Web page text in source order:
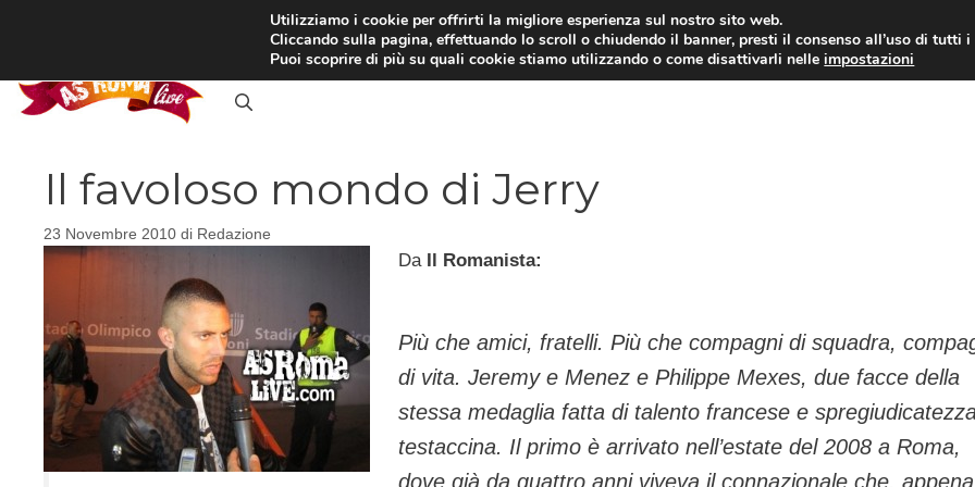
RASSEGNA STAMPA INTERVISTE CALCIOMERCATO CAMPIONATO
Il favoloso mondo di Jerry
23 Novembre 2010 di Redazione
Da Il Romanista:
Più che amici, fratelli. Più che compagni di squadra,
di vita. Jeremy e Menez e Philippe Mexes, due facce della
stessa medaglia fatta di talento francese e
testaccina. Il primo è arrivato nell’estate del 2008 a Roma,
dove già da quattro anni viveva il connazionale che, appena
Utilizziamo i cookie per offrirti la migliore esperienza sul nostro sito web.
Cliccando sulla pagina, effettuando lo scroll o chiudendo il banner, presti il consenso all’uso di tutti i
Puoi scoprire di più su quali cookie stiamo utilizzando o come disattivarli nelleimpostazioni